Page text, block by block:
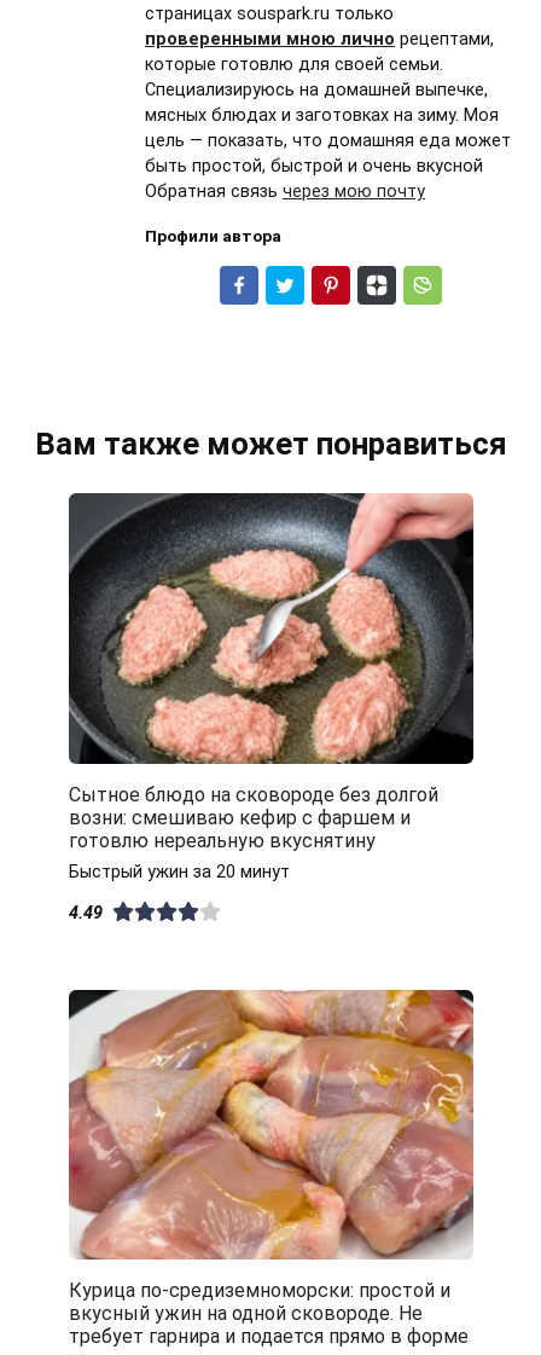
страницах souspark.ru только
проверенными мною лично рецептами,
которые готовлю для своей семьи.
Специализируюсь на домашней выпечке,
мясных блюдах и заготовках на зиму. Моя
цель — показать, что домашняя еда может
быть простой, быстрой и очень вкусной
Обратная связь через мою почту
Профили автора
Вам также может понравиться
Сытное блюдо на сковороде без долгой
возни: смешиваю кефир с фаршем и
готовлю нереальную вкуснятину
Быстрый ужин за 20 минут
4.49
Курица по-средиземноморски: простой и
вкусный ужин на одной сковороде. Не
требует гарнира и подается прямо в форме